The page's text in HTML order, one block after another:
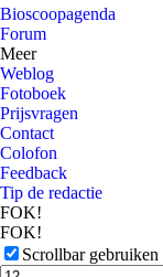
Bioscoopagenda
Forum
Meer
Weblog
Fotoboek
Prijsvragen
Contact
Colofon
Feedback
Tip de redactie
FOK!
FOK!
Scrollbar gebruiken